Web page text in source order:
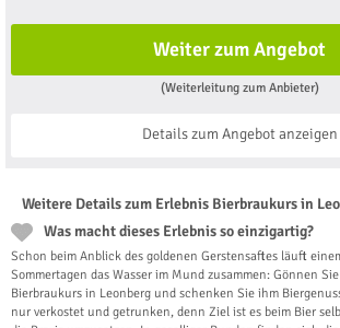
Weiter zum Angebot
(Weiterleitung zum Anbieter)
Details zum Angebotanzeigen
Weitere Details zum Erlebnis Bierbraukurs in
Was macht dieses Erlebnis so einzigartig?
Schon beim Anblick des goldenen Gerstensaftes läuft
Sommertagen das Wasser im Mund zusammen: Gönnen
Bierbraukurs in Leonberg und schenken Sie ihm
nur verkostet und getrunken, denn Ziel ist es beim Bier